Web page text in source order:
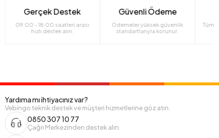
Gerçek Destek
09:00 - 18:00 saatleri arası
hızlı destek alın.
Güvenli Ödeme
Ödemeler yüksek güvenlik
standartlarıyla korunur.
Tüm
Yardıma mı ihtiyacınız var?
Vebingo teknik destek ve müşteri hizmetlerine göz atın.
0850 307 10 77
Çağrı Merkezinden destek alın.